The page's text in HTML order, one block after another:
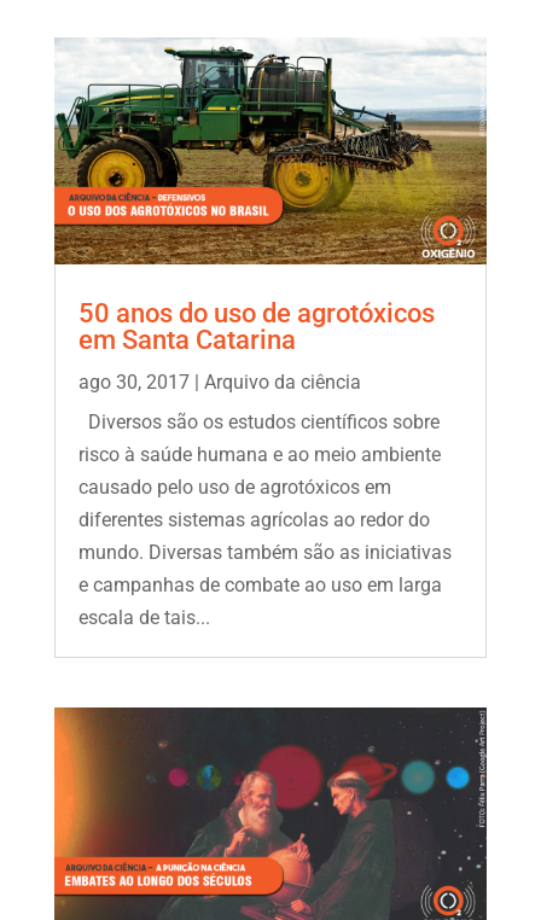
50 anos do uso de agrotóxicos
em Santa Catarina
ago 30, 2017| Arquivo da ciência
Diversos são os estudos científicos sobre
risco à saúde humana e ao meio ambiente
causado pelo uso de agrotóxicos em
diferentes sistemas agrícolas ao redor do
mundo. Diversas também são as iniciativas
e campanhas de combate ao uso em larga
escala de tais...